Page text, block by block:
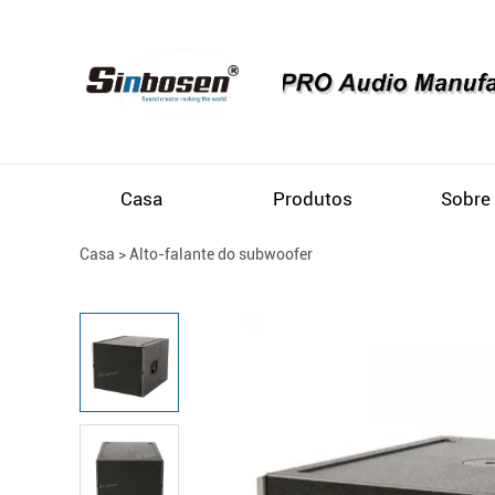
Casa Produtos
Casa >Alto-falante do subwoofer